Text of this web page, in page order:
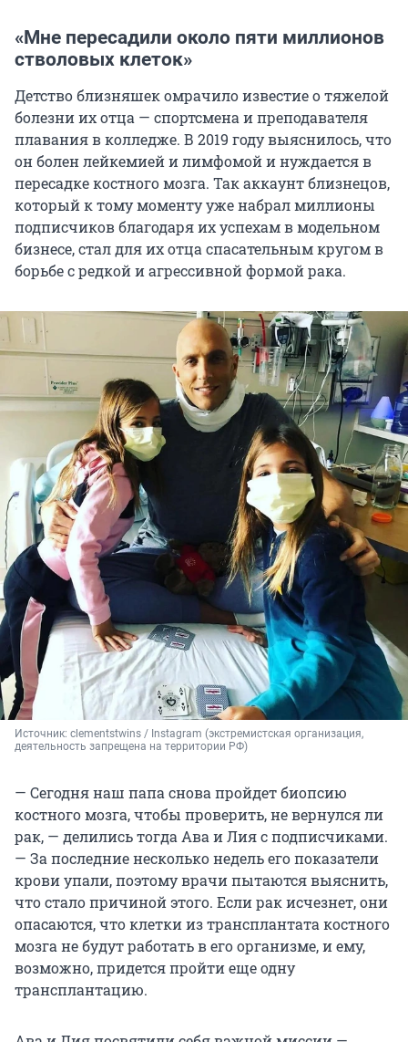
«Мне пересадили около пяти миллионов
стволовых клеток»
Детство близняшек омрачило известие о тяжелой
болезни их отца — спортсмена и преподавателя
плавания в колледже. В 2019 году выяснилось, что
он болен лейкемией и лимфомой и нуждается в
пересадке костного мозга. Так аккаунт близнецов,
который к тому моменту уже набрал миллионы
подписчиков благодаря их успехам в модельном
бизнесе, стал для их отца спасательным кругом в
борьбе с редкой и агрессивной формой рака.
Источник: clementstwins / Instagram (экстремистская организация,
деятельность запрещена на территории РФ)
— Сегодня наш папа снова пройдет биопсию
костного мозга, чтобы проверить, не вернулся ли
рак, — делились тогда Ава и Лия с подписчиками.
— За последние несколько недель его показатели
крови упали, поэтому врачи пытаются выяснить,
что стало причиной этого. Если рак исчезнет, они
опасаются, что клетки из трансплантата костного
мозга не будут работать в его организме, и ему,
возможно, придется пройти еще одну
трансплантацию.